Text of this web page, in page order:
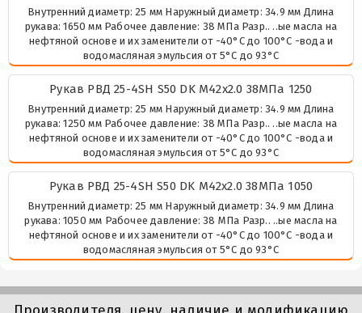
Внутренний диаметр: 25 мм Наружный диаметр: 34.9 мм Длина
рукава: 1650 мм Рабочее давление: 38 МПа Разр.. ..ые масла на
нефтяной основе и их заменители от -40°C до 100°C -вода и
водомасляная эмульсия от 5°C до 93°C
Рукав РВД 25-4SH S50 DK М42х2.0 38МПа 1250
Внутренний диаметр: 25 мм Наружный диаметр: 34.9 мм Длина
рукава: 1250 мм Рабочее давление: 38 МПа Разр.. ..ые масла на
нефтяной основе и их заменители от -40°C до 100°C -вода и
водомасляная эмульсия от 5°C до 93°C
Рукав РВД 25-4SH S50 DK М42х2.0 38МПа 1050
Внутренний диаметр: 25 мм Наружный диаметр: 34.9 мм Длина
рукава: 1050 мм Рабочее давление: 38 МПа Разр.. ..ые масла на
нефтяной основе и их заменители от -40°C до 100°C -вода и
водомасляная эмульсия от 5°C до 93°C